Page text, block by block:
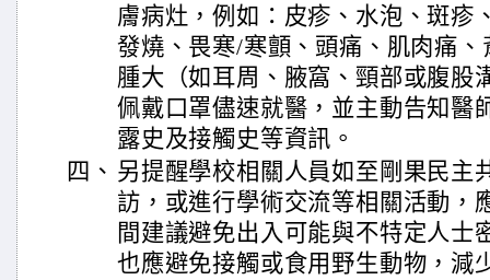
膚病灶，例如：皮疹、水泡、斑疹
發燒、畏寒/寒顫、頭痛、肌肉痛
腫大（如耳周、腋窩、頸部或腹股
佩戴口罩儘速就醫，並主動告知醫
露史及接觸史等資訊。
四、 另提醒學校相關人員如至剛果民主
訪，或進行學術交流等相關活動，
間建議避免出入可能與不特定人士
也應避免接觸或食用野生動物，減